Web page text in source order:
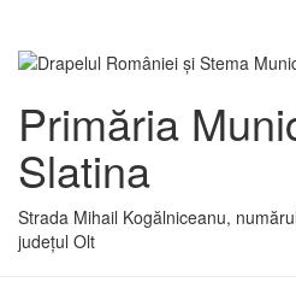
Primăria
Slatina
Strada Mihail Kogălniceanu,
județul Olt